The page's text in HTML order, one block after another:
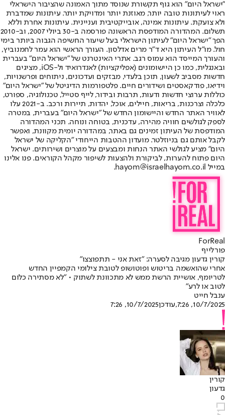
"ישראל היום" הוא גוף תקשורת שנוסד מתוך האמונה שהציבור הישראלי
ראוי לעיתונות טובה יותר, מאוזנת יותר ומדויקת יותר. עיתונות שמדברת
ולא צועקת. עיתונות אמינה, אובייקטיבית ועניינית. עיתונות אחרת וללא
תשלום. המהדורה המודפסת הראשונה פורסמה ב-30 ביולי 2007, וב-2010
הפך "ישראל היום" לעיתון הישראלי בעל שיעור החשיפה הגבוה ביותר בימי
חול. מו"ל העיתון היא ד"ר מרים אדלסון. העורך הראשי הוא עמר לחמנוביץ,
והעורך המייסד הוא עמוס רגב. אתרי האינטרנט של "ישראל היום" בעברית
ובאנגלית, כמו כן היישומונים (אפליקציות) לאנדרואיד ול-iOS, מציגים
חדשות מסביב לשעון, תוכן בלעדי, מבזקים ועדכונים, ניתוחים ופרשנויות,
וידיאו, פודקאסטים ושידורים חיים. פלטפורמות הדיגיטל של "ישראל היום"
כוללות ערוצי חדשות ודעות, תרבות ובידור, לייף סטייל, טכנולוגיה, ספורט,
כלכלה וצרכנות, בריאות, חיילים, אוכל, יהדות, תיירות ורכב. ב-2021 עלו
לאוויר האתר החדש והיישומון החדש של "ישראל היום" בעברית, במטרה
לספק לגולשים חוויה מהירה, עדכנית, בטוחה ונוחה. תכני המהדורה
המודפסת של העיתון זמינים גם באתר, במהדורה יומית מקוונת, ואפשר
לקבל אותם גם בניוזלטר. מועדון ההטבות הייחודי "הקליקה של ישראל
היום" מציע לגולשי האתר הנחות ומבצעים על מוצרים ושירותים. ישראל
היום פתוח להערות, לביקורת ולהצעות לשיפור מקהל הקוראים. פנו אלינו
במייל hayom@israelhayom.co.il.
ForReal
פורלייף
קורין גדעון מגיבה לסערה: "זאת אני - תתפוצצו"
אחרי שהואשמה בריטוש ופוטושופ לטובת צילומי הקמפיין החדש
לטריומף, אושיית הרשת ממש לא מתכוונת לשתוק • "לא מסתירה כלום
לטוב או לרע"
ענבל חייט
10/7/2025, 7:26
,עודכן10/7/2025, 7:26
קורין
גדעון
0